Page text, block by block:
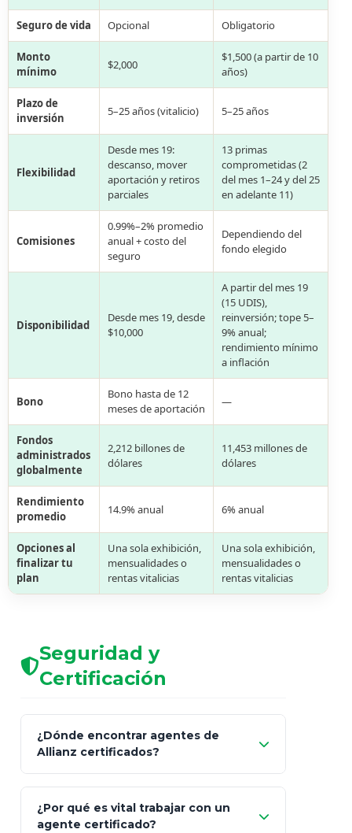
Seguro de vida Opcional Obligatorio
Monto
mínimo
$2,000
$1,500 (a partir de 10
años)
Plazo de
inversión
5–25 años (vitalicio) 5–25 años
Flexibilidad
Desde mes 19:
descanso, mover
aportación y retiros
parciales
13 primas
comprometidas (2
del mes 1–24 y del 25
en adelante 11)
Comisiones
0.99%–2% promedio
anual + costo del
seguro
Dependiendo del
fondo elegido
Disponibilidad
Desde mes 19, desde
$10,000
A partir del mes 19
(15 UDIS),
reinversión; tope 5–
9% anual;
rendimiento mínimo
a inflación
Bono
Bono hasta de 12
meses de aportación
—
Fondos
administrados
globalmente
2,212 billones de
dólares
11,453 millones de
dólares
Rendimiento
promedio
14.9% anual 6% anual
Opciones al
finalizar tu
plan
Una sola exhibición,
mensualidades o
rentas vitalicias
Una sola exhibición,
mensualidades o
rentas vitalicias
Seguridad y
Certificación
¿Dónde encontrar agentes de
Allianz certificados?
Seguros y Fianzas (CNSF)
¿Por qué es vital trabajar con un
agente certificado?